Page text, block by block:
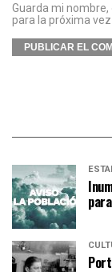
Guarda mi
para la próxima